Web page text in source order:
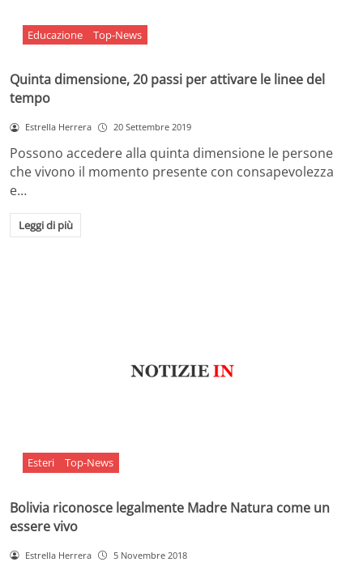
Educazione Top-News
Quinta dimensione, 20 passi per attivare le linee del
tempo
Estrella Herrera 20 Settembre 2019
Possono accedere alla quinta dimensione le persone
che vivono il momento presente con consapevolezza
e…
Leggi di più
Esteri Top-News
Bolivia riconosce legalmente Madre Natura come un
essere vivo
Estrella Herrera 5 Novembre 2018